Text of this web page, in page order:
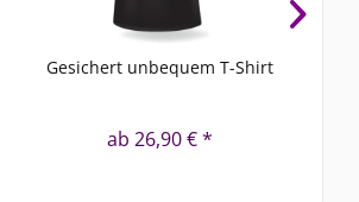
Gesichert unbequem T-Shirt
ab 26,90 € *